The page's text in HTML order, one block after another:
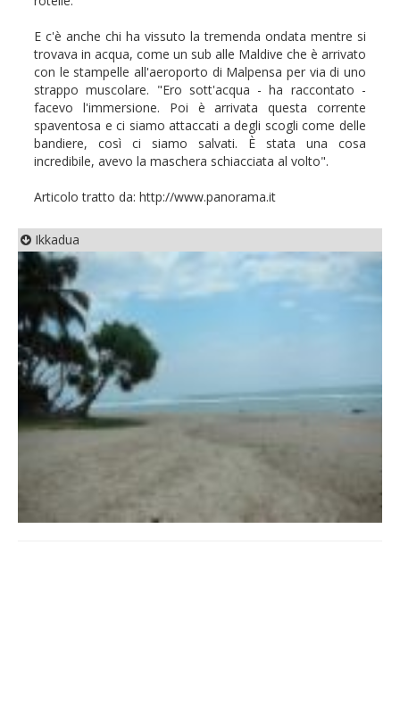
E c'è anche chi ha vissuto la tremenda ondata mentre si
trovava in acqua, come un sub alle Maldive che è arrivato
con le stampelle all'aeroporto di Malpensa per via di uno
strappo muscolare. "Ero sott'acqua - ha raccontato -
facevo l'immersione. Poi è arrivata questa corrente
spaventosa e ci siamo attaccati a degli scogli come delle
bandiere, così ci siamo salvati. È stata una cosa
incredibile, avevo la maschera schiacciata al volto".
Articolo tratto da: http://www.panorama.it
Ikkadua